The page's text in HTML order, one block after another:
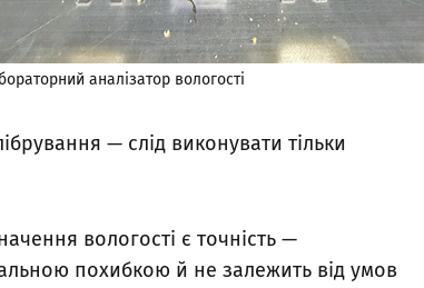
аналізатор вологості
— слід виконувати тільки
вологості є точність —
похибкою й не залежить від умов